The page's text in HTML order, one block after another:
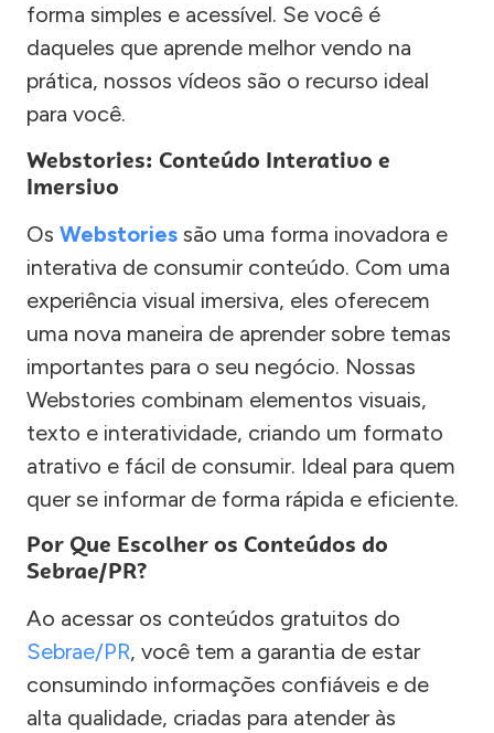
forma simples e acessível. Se você é
daqueles que aprende melhor vendo na
prática, nossos vídeos são o recurso ideal
para você.
Webstories: Conteúdo Interativo e
Imersivo
Os Webstories são uma forma inovadora e
interativa de consumir conteúdo. Com uma
experiência visual imersiva, eles oferecem
uma nova maneira de aprender sobre temas
importantes para o seu negócio. Nossas
Webstories combinam elementos visuais,
texto e interatividade, criando um formato
atrativo e fácil de consumir. Ideal para quem
quer se informar de forma rápida e eficiente.
Por Que Escolher os Conteúdos do
Sebrae/PR?
Ao acessar os conteúdos gratuitos do
Sebrae/PR, você tem a garantia de estar
consumindo informações confiáveis e de
alta qualidade, criadas para atender às